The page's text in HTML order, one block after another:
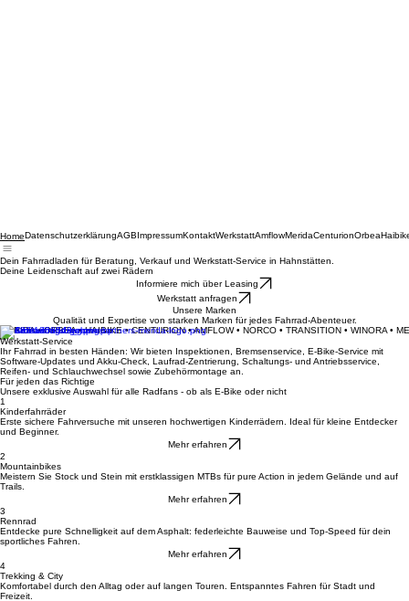
HomeDatenschutzerklärungAGB ImpressumKontaktWerkstattAmflowMeridaCenturion
Dein Fahrradladen für Beratung, Verkauf und Werkstatt-Service in Hahnstätten.
Informiere mich über Leasing
Werkstatt anfragen
Qualität und Expertise von starken Marken für jedes Fahrrad-Abenteuer.
MERIDA • ORBEA • HAIBIKE • CENTURION • AMFLOW • NORCO • TRANSITION • WINORA •
Werkstatt-Service
Ihr Fahrrad in besten Händen: Wir bieten Inspektionen, Bremsenservice, E-Bike-Service mit
Software-Updates und Akku-Check, Laufrad-Zentrierung, Schaltungs- und Antriebsservice,
Reifen- und Schlauchwechsel sowie Zubehörmontage an.
Für jeden das Richtige
Unsere exklusive Auswahl für alle Radfans - ob als E-Bike oder nicht
1
Erste sichere Fahrversuche mit unseren hochwertigen Kinderrädern. Ideal für kleine Entdecker
und Beginner.
Mehr erfahren
2
Meistern Sie Stock und Stein mit erstklassigen MTBs für pure Action in jedem Gelände und auf
Trails.
Mehr erfahren
3
Entdecke pure Schnelligkeit auf dem Asphalt: federleichte Bauweise und Top-Speed für dein
sportliches Fahren.
Mehr erfahren
4